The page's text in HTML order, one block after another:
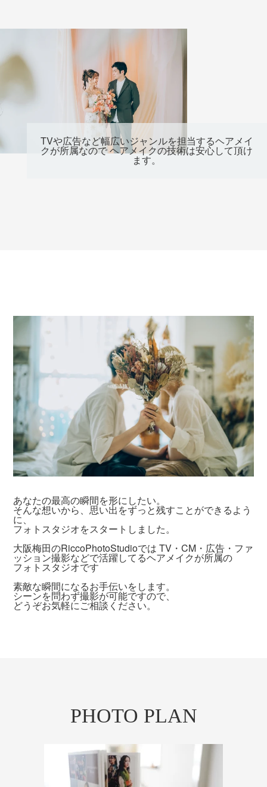
TVや広告など幅広いジャンルを担当するヘアメイ
クが所属なので ヘアメイクの技術は安心して頂け
ます。
あなたの最高の瞬間を形にしたい。
そんな想いから、思い出をずっと残すことができるよう
に、
フォトスタジオをスタートしました。
大阪梅田のRiccoPhotoStudioでは TV・CM・広告・ファ
ッション撮影などで活躍してるヘアメイクが所属の
フォトスタジオです
素敵な瞬間になるお手伝いをします。
シーンを問わず撮影が可能ですので、
どうぞお気軽にご相談ください。
PHOTO PLAN